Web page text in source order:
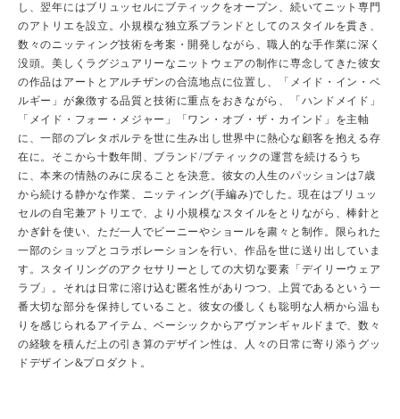
し、翌年にはブリュッセルにブティックをオープン、続いてニット専門
のアトリエを設立。小規模な独立系ブランドとしてのスタイルを貫き、
数々のニッティング技術を考案・開発しながら、職人的な手作業に深く
没頭。美しくラグジュアリーなニットウェアの制作に専念してきた彼女
の作品はアートとアルチザンの合流地点に位置し、「メイド・イン・ベ
ルギー」が象徴する品質と技術に重点をおきながら、「ハンドメイド」
「メイド・フォー・メジャー」「ワン・オブ・ザ・カインド」を主軸
に、一部のプレタポルテを世に生み出し世界中に熱心な顧客を抱える存
在に。そこから十数年間、ブランド/ブティックの運営を続けるうち
に、本来の情熱のみに戻ることを決意。彼女の人生のパッションは7歳
から続ける静かな作業、ニッティング(手編み)でした。現在はブリュッ
セルの自宅兼アトリエで、より小規模なスタイルをとりながら、棒針と
かぎ針を使い、ただ一人でビーニーやショールを粛々と制作。限られた
一部のショップとコラボレーションを行い、作品を世に送り出していま
す。スタイリングのアクセサリーとしての大切な要素「デイリーウェア
ラブ」。それは日常に溶け込む匿名性がありつつ、上質であるという一
番大切な部分を保持していること。彼女の優しくも聡明な人柄から温も
りを感じられるアイテム、ベーシックからアヴァンギャルドまで、数々
の経験を積んだ上の引き算のデザイン性は、人々の日常に寄り添うグッ
ドデザイン&プロダクト。